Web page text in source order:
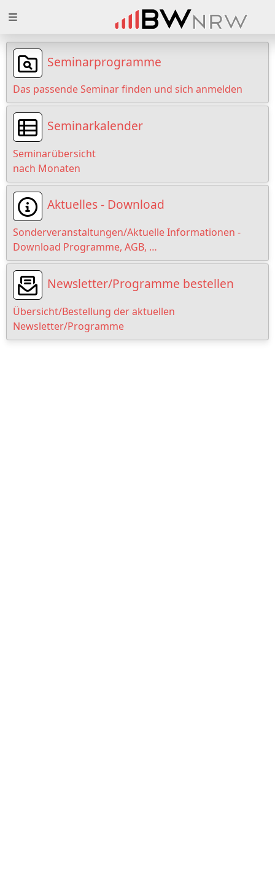
Loading
Loading
Loading
Loading
Loading
Loading
Seminarprogramme
Das passende Seminar finden und sich anmelden
Seminarkalender
Seminarübersicht
nach Monaten
Aktuelles - Download
Sonderveranstaltungen/Aktuelle Informationen -
Download Programme, AGB, …
Newsletter/Programme bestellen
Übersicht/Bestellung der aktuellen
Newsletter/Programme